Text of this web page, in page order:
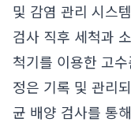
및 감염 관리 시스
검사 직후 세척과
척기를 이용한 고
정은 기록 및 관리
균 배양 검사를 통